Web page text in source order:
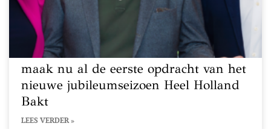
maak nu al de eerste opdracht van het
nieuwe jubileumseizoen Heel Holland
Bakt
LEES VERDER »